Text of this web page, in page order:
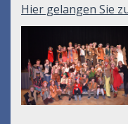
Hier gelangen Sie